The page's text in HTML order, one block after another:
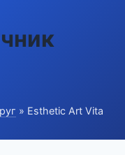
» Esthetic Art Vita